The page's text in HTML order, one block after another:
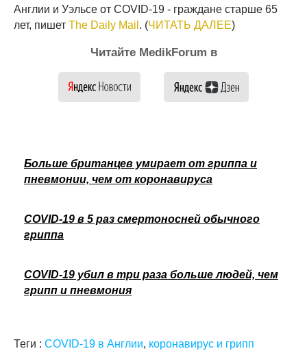
Англии и Уэльсе от COVID-19 - граждане старше 65
лет, пишет The Daily Mail . (ЧИТАТЬ ДАЛЕЕ)
Читайте MedikForum в
Больше британцев умирает от гриппа и
пневмонии, чем от коронавируса
COVID-19 в 5 раз смертоносней обычного
гриппа
COVID-19 убил в три раза больше людей, чем
грипп и пневмония
Теги : COVID-19 в Англии, коронавирус и грипп